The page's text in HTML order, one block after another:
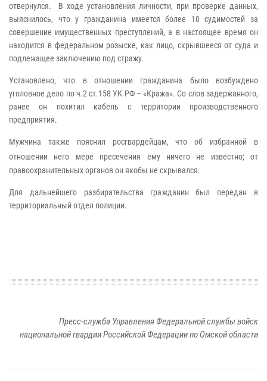
отвернулся. В ходе установления личности, при проверке данных,
выяснилось, что у гражданина имеется более 10 судимостей за
совершение имущественных преступлений, а в настоящее время он
находится в федеральном розыске, как лицо, скрывшееся от суда и
подлежащее заключению под стражу.
Установлено, что в отношении гражданина было возбуждено
уголовное дело по ч.2 ст.158 УК РФ – «Кража». Со слов задержанного,
ранее он похитил кабель с территории производственного
предприятия.
Мужчина также пояснил росгвардейцам, что об избранной в
отношении него мере пресечения ему ничего не известно; от
правоохранительных органов он якобы не скрывался.
Для дальнейшего разбирательства гражданин был передан в
территориальный отдел полиции.
Пресс-служба Управления Федеральной службы войск
национальной гвардии Российской Федерации по Омской области